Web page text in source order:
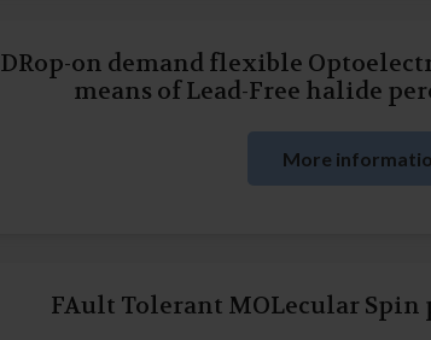
DRop-on demand flexible
means of Lead-Free halide
More
FAult Tolerant MOLecular Spin